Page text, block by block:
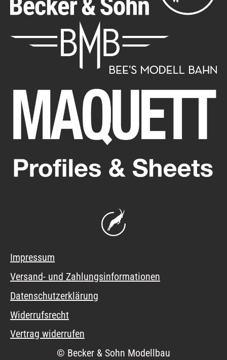
Impressum
Versand- und Zahlungsinformationen
Datenschutzerklärung
Widerrufsrecht
Vertrag widerrufen
© Becker & Sohn Modellbau